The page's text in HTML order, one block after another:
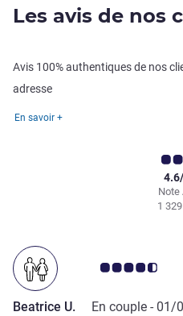
Les avis de nos
Avis 100% authentiques de nos
adresse
En savoir +
Note
1
Note Avis clients
Beatrice U. En couple - 01/